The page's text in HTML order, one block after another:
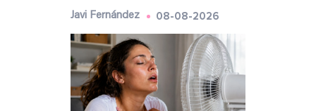
Javi Fernández 08-08-2026